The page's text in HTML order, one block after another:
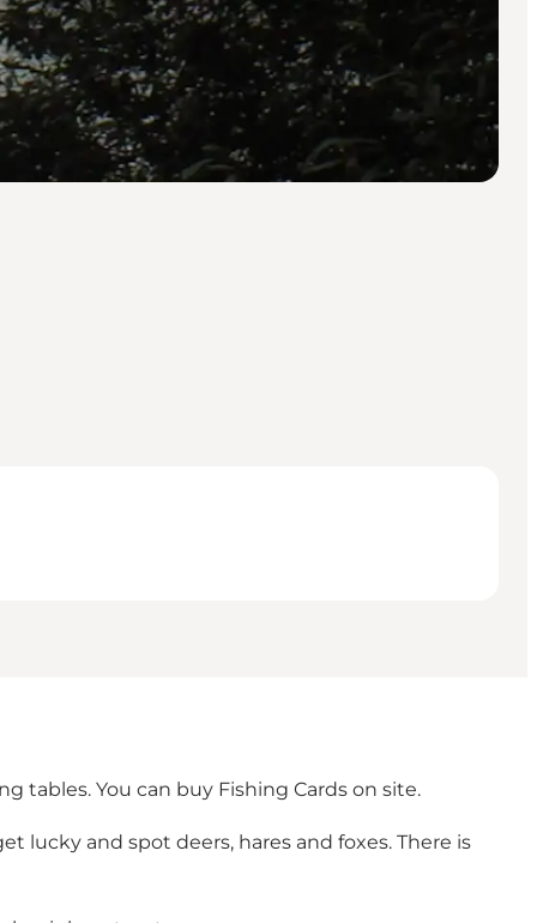
tables. You can buy Fishing Cards on site.
lucky and spot deers, hares and foxes. There is